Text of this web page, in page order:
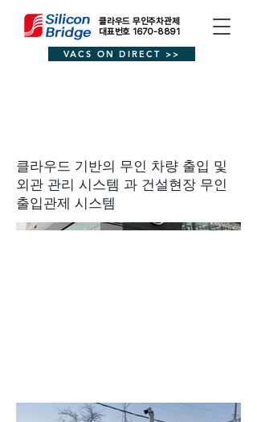
클라우드 무인주차관제
대표번호 1670-8891
VACS ON DIRECT >>
클라우드 기반의 무인 차량 출입 및
외관 관리 시스템 과 건설현장 무인
출입관제 시스템